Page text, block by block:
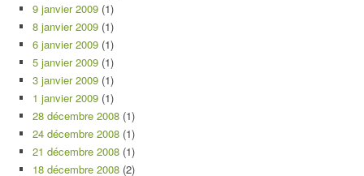
9 janvier 2009 (1)
8 janvier 2009 (1)
6 janvier 2009 (1)
5 janvier 2009 (1)
3 janvier 2009 (1)
1 janvier 2009 (1)
28 décembre 2008 (1)
24 décembre 2008 (1)
21 décembre 2008 (1)
18 décembre 2008 (2)